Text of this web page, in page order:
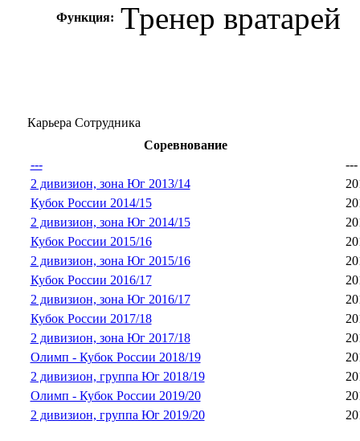
Функция: Тренер вратарей
Карьера Сотрудника
Соревнование
---
---
2 дивизион, зона Юг 2013/14
Кубок России 2014/15
2 дивизион, зона Юг 2014/15
Кубок России 2015/16
2 дивизион, зона Юг 2015/16
Кубок России 2016/17
2 дивизион, зона Юг 2016/17
Кубок России 2017/18
2 дивизион, зона Юг 2017/18
Олимп - Кубок России 2018/19
2 дивизион, группа Юг 2018/19
Олимп - Кубок России 2019/20
2 дивизион, группа Юг 2019/20